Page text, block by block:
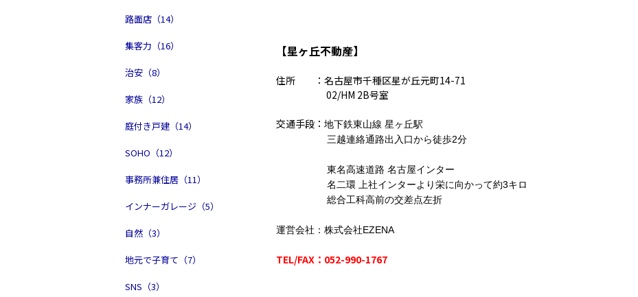
路面店（14）
集客力（16）
治安（8）
家族（12）
庭付き戸建（14）
SOHO（12）
事務所兼住居（11）
インナーガレージ（5）
自然（3）
地元で子育て（7）
SNS（3）
【星ヶ丘不動産】
住所 ：名古屋市千種区星が丘元町14-71
02/HM 2B号室
交通手段： 地下鉄東山線 星ヶ丘駅
三越連絡通路出入口から徒歩2分
東名高速道路 名古屋インター
名二環 上社インターより栄に向かって約3キロ
総合工科高前の交差点左折
運営会社：株式会社EZENA
TEL/FAX：052-990-1767